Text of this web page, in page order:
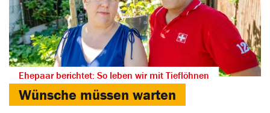
Ehepaar berichtet: So leben wir mit Tieflöhnen
Wünsche müssen warten